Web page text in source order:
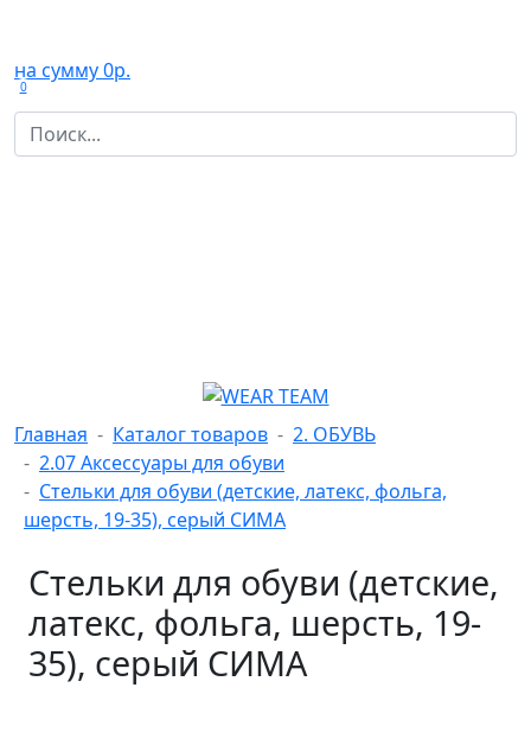
на сумму 0р.
0
Главная Каталог товаров
2. ОБУВЬ
2.07 Аксессуары для обуви
Стельки для обуви (детские, латекс, фольга,
шерсть, 19-35), серый СИМА
Стельки для обуви (детские,
латекс, фольга, шерсть, 19-
35), серый СИМА